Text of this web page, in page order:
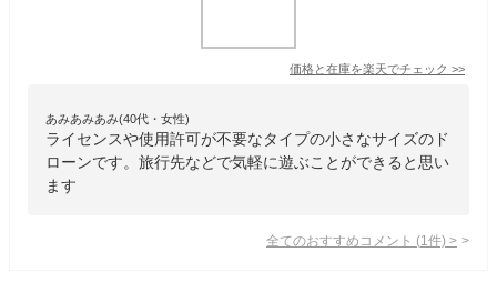
価格と在庫を楽天でチェック >>
あみあみあみ(40代・女性)
ライセンスや使用許可が不要なタイプの小さなサイズのド
ローンです。旅行先などで気軽に遊ぶことができると思い
ます
全てのおすすめコメント (1 件) >